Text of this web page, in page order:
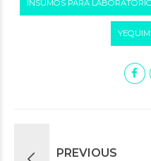
INSUMOS PARA
PREVIOUS